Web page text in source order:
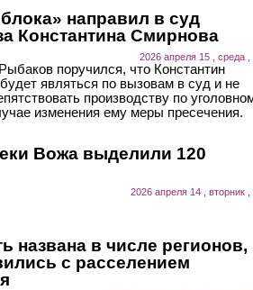
направил в суд
Константина Смирнова
2026 апреля 15 , среда ,
поручился, что Константин
являться по вызовам в суд и не
производству по
изменения ему меры пресечения.
Вожа выделили 120
2026 апреля 14 , вторник ,
названа в числе регионов,
с расселением